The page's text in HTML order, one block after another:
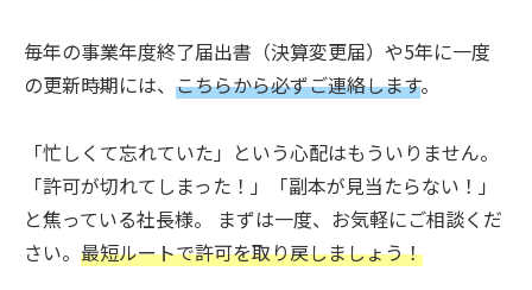
毎年の事業年度終了届出書（決算変更届）や5年に一度
の更新時期には、 こちらから必ずご連絡します。
「忙しくて忘れていた」という心配はもういりません。
「許可が切れてしまった！」「副本が見当たらない！」
と焦っている社長様。 まずは一度、お気軽にご相談くだ
さい。 最短ルートで許可を取り戻しましょう！